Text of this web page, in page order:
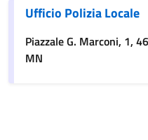
Ufficio Polizia Locale
Piazzale G. Marconi, 1,
MN